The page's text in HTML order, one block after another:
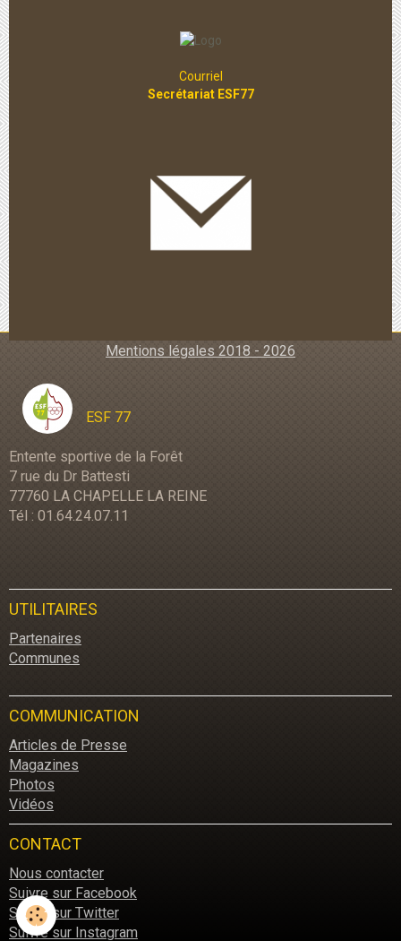
Courriel
Secrétariat ESF77
Mentions légales 2018 - 2026
ESF 77
Entente sportive de la Forêt
7 rue du Dr Battesti
77760 LA CHAPELLE LA REINE
Tél : 01.64.24.07.11
UTILITAIRES
Partenaires
Communes
COMMUNICATION
Articles de Presse
Magazines
Photos
Vidéos
CONTACT
Nous contacter
Suivre sur Facebook
Suivre sur Twitter
Suivre sur Instagram